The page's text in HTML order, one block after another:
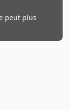
peut plus